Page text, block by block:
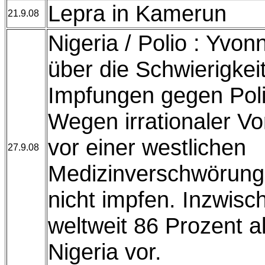
21.9.08 Lepra in Kamerun
27.9.08
Nigeria / Polio :
über die
Impfungen gegen
Wegen irrationaler
vor einer westlichen
nicht impfen.
weltweit 86 Prozent
Nigeria vor.